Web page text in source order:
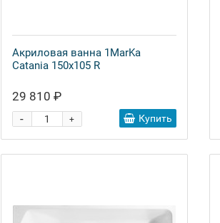
Акриловая ванна 1MarKa
Catania 150х105 R
29 810 ₽
+
- Купить